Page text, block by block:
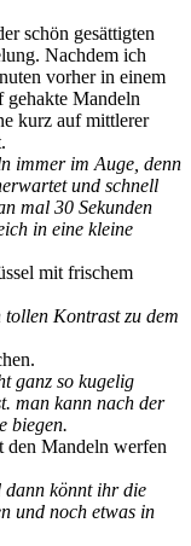
schön gesättigten
Nachdem ich
vorher in einem
gehakte Mandeln
kurz auf mittlerer
immer im Auge, denn
und schnell
mal 30 Sekunden
in eine kleine
mit frischem
tollen Kontrast zu dem
ganz so kugelig
man kann nach der
biegen.
den Mandeln werfen
dann könnt ihr die
und noch etwas in